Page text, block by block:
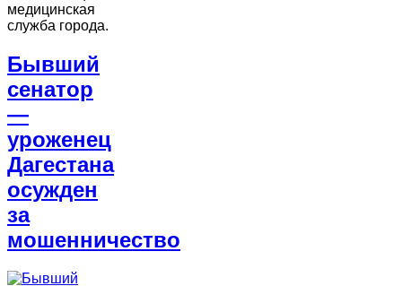
медицинская
служба города.
Бывший
сенатор
—
уроженец
Дагестана
осужден
за
мошенничество